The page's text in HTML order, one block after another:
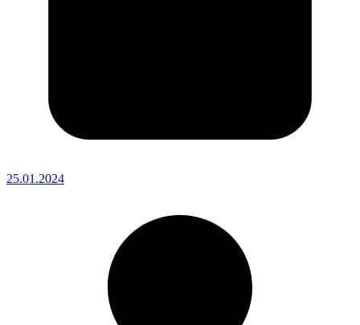
25.01.2024